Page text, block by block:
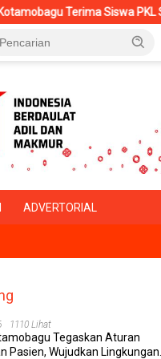
Siswa PKL SMK
ADVERTORIAL
1110 Lihat
Tegaskan Aturan
Pasien, Wujudkan Lingkungan